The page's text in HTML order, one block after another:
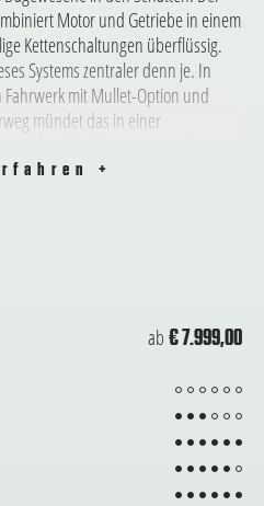
Motor und Getriebe in einem
Kettenschaltungen überflüssig.
Systems zentraler denn je. In
mit Mullet-Option und
mündet das in einer
Gipfelstürmer mutieren.
+
ab € 7.999,00
von 6
3 von 6
6 von 6
5 von 6
6 von 6